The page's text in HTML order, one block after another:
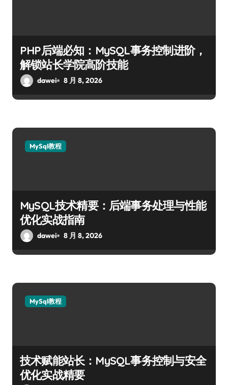
PHP后端必知：MySQL事务控制进阶，
解锁站长学院高阶技能
dawei 8 月 8, 2026
MySql教程
MySQL技术精要：后端事务处理与性能
优化实战指南
dawei 8 月 8, 2026
MySql教程
技术赋能站长：MySQL事务控制与安全
优化实战精要